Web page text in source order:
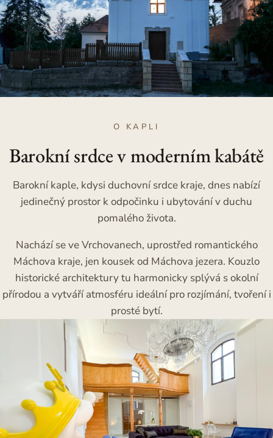
O KAPLI
Barokní srdce v moderním kabátě
Barokní kaple, kdysi duchovní srdce kraje, dnes nabízí
jedinečný prostor k odpočinku i ubytování v duchu
pomalého života.
Nachází se ve Vrchovanech, uprostřed romantického
Máchova kraje, jen kousek od Máchova jezera. Kouzlo
historické architektury tu harmonicky splývá s okolní
přírodou a vytváří atmosféru ideální pro rozjímání, tvoření i
prosté bytí.